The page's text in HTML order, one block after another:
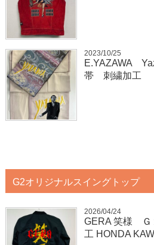
2023/10/25
E.YAZAWA
帯 刺繍加工
G2オリジナルスイングトップ
2026/04/24
GERA 笑様 Ｇ
工 HONDA